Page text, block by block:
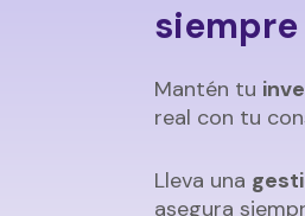
Mantén tu
real con tu
Lleva una
asegura